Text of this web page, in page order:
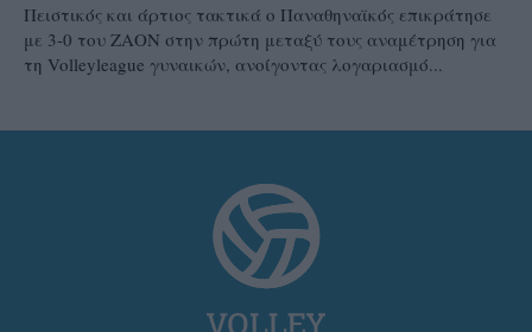
Πειστικός και άρτιος τακτικά ο Παναθηναϊκός επικράτησε
με 3-0 του ΖΑΟΝ στην πρώτη μεταξύ τους αναμέτρηση για
τη Volleyleague γυναικών, ανοίγοντας λογαριασμό...